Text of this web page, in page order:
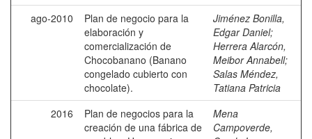
ago-2010
Plan de negocio para la
elaboración y
comercialización de
Chocobanano (Banano
congelado cubierto con
chocolate).
Jiménez Bonilla,
Edgar Daniel;
Herrera Alarcón,
Meibor Annabell;
Salas Méndez,
Tatiana Patricia
2016
Plan de negocios para la
creación de una fábrica de
Mena
Campoverde,